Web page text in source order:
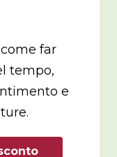
far
tempo,
e